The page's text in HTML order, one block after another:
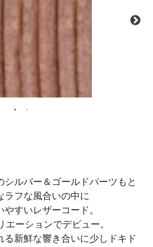
シルバー＆ゴールドパーツもと
ラフな風合いの中に
すいレザーコード。
ーションでデビュー。
る新鮮な響き合いに少しドキド